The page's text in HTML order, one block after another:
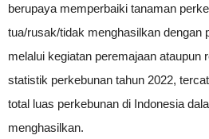
berupaya memperbaiki tanaman
tua/rusak/tidak menghasilkan dengan
melalui kegiatan peremajaan ataupun
statistik perkebunan tahun 2022,
total luas perkebunan di Indonesia
menghasilkan.